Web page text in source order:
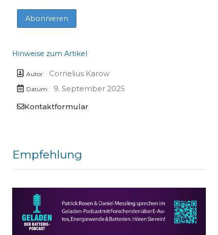
Hinweise zum Artikel
Autor: Cornelius Karow
Datum:
9. September 2025
Kontaktformular
Empfehlung